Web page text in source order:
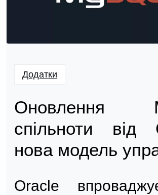
Додатки
Оновлення
спільноти від
нова модель
Oracle